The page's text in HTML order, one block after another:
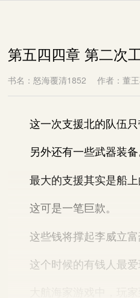
第五四四章 第二次
书名：怒海覆清1852 作者：董
这一次支援北的队伍只
另外还有一些武器装备
最大的支援其实是船上
这可是一笔巨款。
这些钱将撑起李威立富
这个时候的有钱人最爱